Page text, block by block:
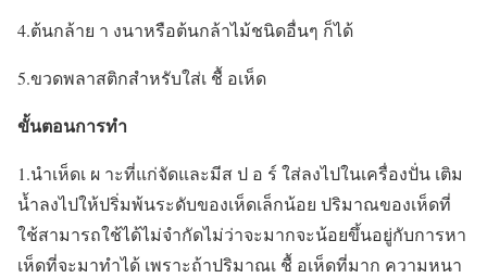
4.ต้นกล้าย า งนาหรือต้นกล้าไม้ชนิดอื่นๆ ก็ได้
5.ขวดพลาสติกสำหรับใส่เ ชื้ อเห็ด
ขั้นตอนการทำ
1.นำเห็ดเ ผ าะที่แก่จัดและมีส ป อ ร์ ใส่ลงไปในเครื่องปั่น เติม
น้ำลงไปให้ปริ่มพ้นระดับของเห็ดเล็กน้อย ปริมาณของเห็ดที่
ใช้สามารถใช้ได้ไม่จำกัดไม่ว่าจะมากจะน้อยขึ้นอยู่กับการหา
เห็ดที่จะมาทำได้ เพราะถ้าปริมาณเ ชื้ อเห็ดที่มาก ความหนา